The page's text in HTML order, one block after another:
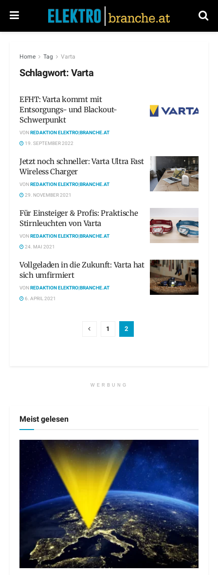
Home Tag Varta
Schlagwort:Varta
EFHT: Varta kommt mit
Entsorgungs- und Blackout-
Schwerpunkt
VONREDAKTION ELEKTRO|BRANCHE.AT
19. SEPTEMBER 2022
Jetzt noch schneller: Varta Ultra Fast
Wireless Charger
VONREDAKTION ELEKTRO|BRANCHE.AT
29. NOVEMBER 2021
Für Einsteiger & Profis: Praktische
Stirnleuchten von Varta
VONREDAKTION ELEKTRO|BRANCHE.AT
24. MAI 2021
Vollgeladen in die Zukunft: Varta hat
sich umfirmiert
VONREDAKTION ELEKTRO|BRANCHE.AT
6. APRIL 2021
1 2
WERBUNG
Meist gelesen